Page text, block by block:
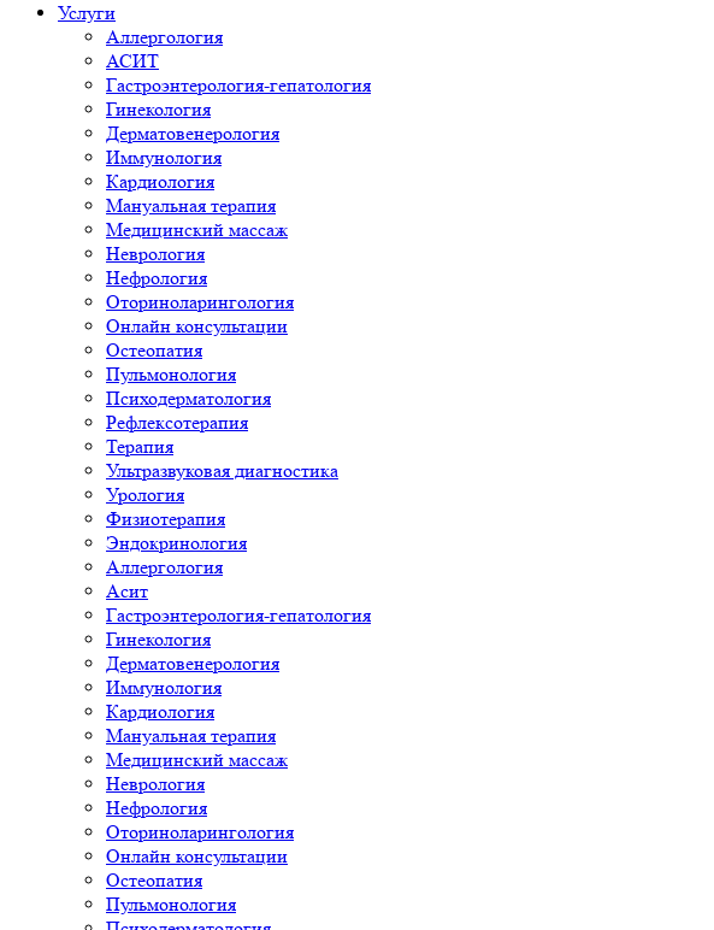
Услуги
Аллергология
АСИТ
Гастроэнтерология-гепатология
Гинекология
Дерматовенерология
Иммунология
Кардиология
Мануальная терапия
Медицинский массаж
Неврология
Нефрология
Оториноларингология
Онлайн консультации
Остеопатия
Пульмонология
Психодерматология
Рефлексотерапия
Терапия
Ультразвуковая диагностика
Урология
Физиотерапия
Эндокринология
Аллергология
Асит
Гастроэнтерология-гепатология
Гинекология
Дерматовенерология
Иммунология
Кардиология
Мануальная терапия
Медицинский массаж
Неврология
Нефрология
Оториноларингология
Онлайн консультации
Остеопатия
Пульмонология